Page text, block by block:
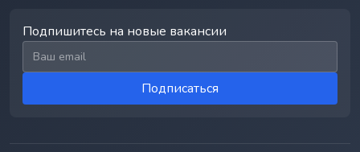
Подпишитесь на новые вакансии
Email для подписки
Подписаться